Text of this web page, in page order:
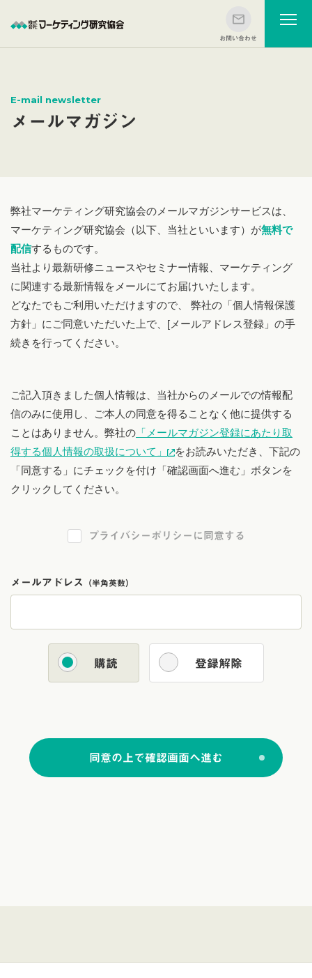
E-mail newsletter
メールマガジン
弊社マーケティング研究協会のメールマガジンサービスは、
マーケティング研究協会（以下、当社といいます）が無料で
配信するものです。
当社より最新研修ニュースやセミナー情報、マーケティング
に関連する最新情報をメールにてお届けいたします。
どなたでもご利用いただけますので、 弊社の「個人情報保護
方針」にご同意いただいた上で、[メールアドレス登録」の手
続きを行ってください。
ご記入頂きました個人情報は、当社からのメールでの情報配
信のみに使用し、ご本人の同意を得ることなく他に提供する
ことはありません。弊社の 「メールマガジン登録にあたり取
得する個人情報の取扱について」
をお読みいただき、下記の
「同意する」にチェックを付け「確認画面へ進む」ボタンを
クリックしてください。
プライバシーポリシーに同意する
メールアドレス （半角英数）
購読 登録解除
同意の上で確認画面へ進む